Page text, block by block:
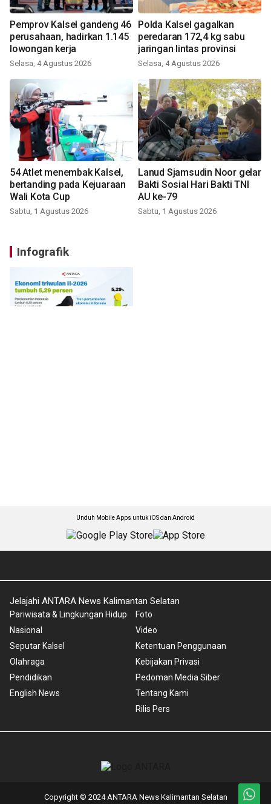
Pemprov Kalsel gandeng 46
perusahaan, hadirkan 1.145
lowongan kerja
Selasa, 4 Agustus 2026
Polda Kalsel gagalkan
peredaran 172,4 kg sabu
jaringan lintas provinsi
Selasa, 4 Agustus 2026
54 Atlet menembak Kalsel,
bertanding pada Kejuaraan
Wali Kota Cup
Sabtu, 1 Agustus 2026
Lanud Sjamsudin Noor gelar
Bakti Sosial Hari Bakti TNI
AU ke-79
Sabtu, 1 Agustus 2026
Infografik
Unduh Mobile Apps untuk iOS dan Android
Jelajahi ANTARA News Kalimantan Selatan
Pariwisata & Lingkungan Hidup
Nasional
Seputar Kalsel
Olahraga
Pendidikan
English News
Foto
Video
Ketentuan Penggunaan
Kebijakan Privasi
Pedoman Media Siber
Tentang Kami
Rilis Pers
Copyright © 2024 ANTARA News Kalimantan Selatan